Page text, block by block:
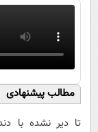
مطالب پیشنهادی
تا دیر نشده با